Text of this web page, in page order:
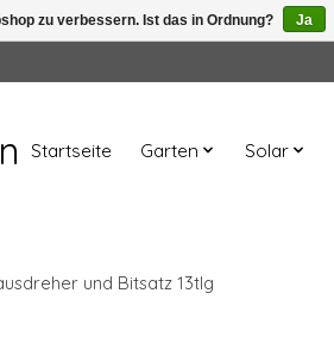
Startseite Garten Solar
und Bitsatz 13tlg
zu verbessern. Ist das in Ordnung? Ja